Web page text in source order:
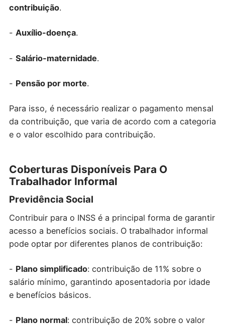
contribuição.
- Auxílio-doença.
- Salário-maternidade.
- Pensão por morte.
Para isso, é necessário realizar o pagamento mensal
da contribuição, que varia de acordo com a categoria
e o valor escolhido para contribuição.
Coberturas Disponíveis Para O
Trabalhador Informal
Previdência Social
Contribuir para o INSS é a principal forma de garantir
acesso a benefícios sociais. O trabalhador informal
pode optar por diferentes planos de contribuição:
- Plano simplificado: contribuição de 11% sobre o
salário mínimo, garantindo aposentadoria por idade
e benefícios básicos.
- Plano normal: contribuição de 20% sobre o valor